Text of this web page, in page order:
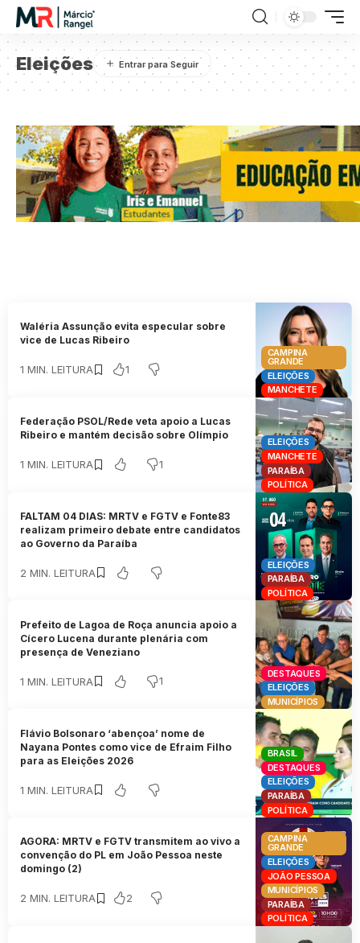
Eleições
CAMPINA
GRANDE
ELEIÇÕES
MANCHETE
Waléria Assunção evita especular sobre
vice de Lucas Ribeiro
1 MIN. LEITURA 1
ELEIÇÕES
MANCHETE
PARAÍBA
POLÍTICA
Federação PSOL/Rede veta apoio a Lucas
Ribeiro e mantém decisão sobre Olímpio
1 MIN. LEITURA 1
ELEIÇÕES
PARAÍBA
POLÍTICA
FALTAM 04 DIAS: MRTV e FGTV e Fonte83
realizam primeiro debate entre candidatos
ao Governo da Paraíba
2 MIN. LEITURA
DESTAQUES
ELEIÇÕES
MUNICÍPIOS
Prefeito de Lagoa de Roça anuncia apoio a
Cícero Lucena durante plenária com
presença de Veneziano
1 MIN. LEITURA 1
BRASIL
DESTAQUES
ELEIÇÕES
PARAÍBA
POLÍTICA
Flávio Bolsonaro ‘abençoa’ nome de
Nayana Pontes como vice de Efraim Filho
para as Eleições 2026
1 MIN. LEITURA
CAMPINA
GRANDE
ELEIÇÕES
JOÃO PESSOA
MUNICÍPIOS
PARAÍBA
POLÍTICA
AGORA: MRTV e FGTV transmitem ao vivo a
convenção do PL em João Pessoa neste
domingo (2)
2 MIN. LEITURA 2